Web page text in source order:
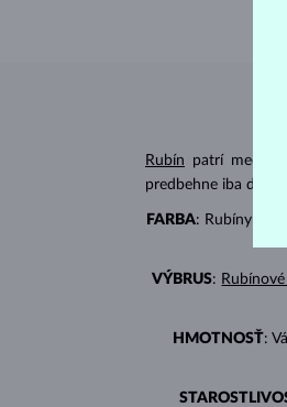
Rubín patrí medzi
predbehne iba
FARBA: Rubíny sa
VÝBRUS:
HMOTNOSŤ: